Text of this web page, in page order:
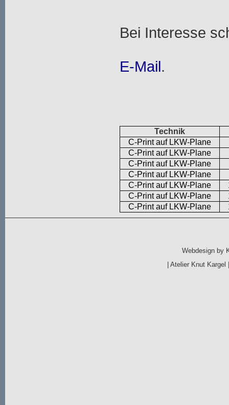
Bei Interesse
E-Mail.
Technik
C-Print auf LKW-Plane
C-Print auf LKW-Plane
C-Print auf LKW-Plane
C-Print auf LKW-Plane
C-Print auf LKW-Plane
C-Print auf LKW-Plane
C-Print auf LKW-Plane
Webdesign by
|Atelier Knut Kargel